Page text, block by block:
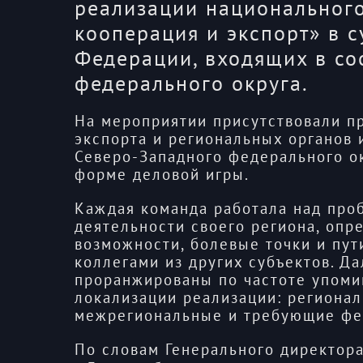
реализации
кооперация и экспорт» в
Федерации, входящих в
федерального округа.
На мероприятии присутствовали
экспорта и региональных
Северо-Западного федерального
форме деловой игры.
Каждая команда работала над
деятельности своего региона,
возможности, болевые точки и
коллегами из других субъектов.
проранжированы по частоте
локализации реализации:
межрегиональные и требующие
По словам Генерального